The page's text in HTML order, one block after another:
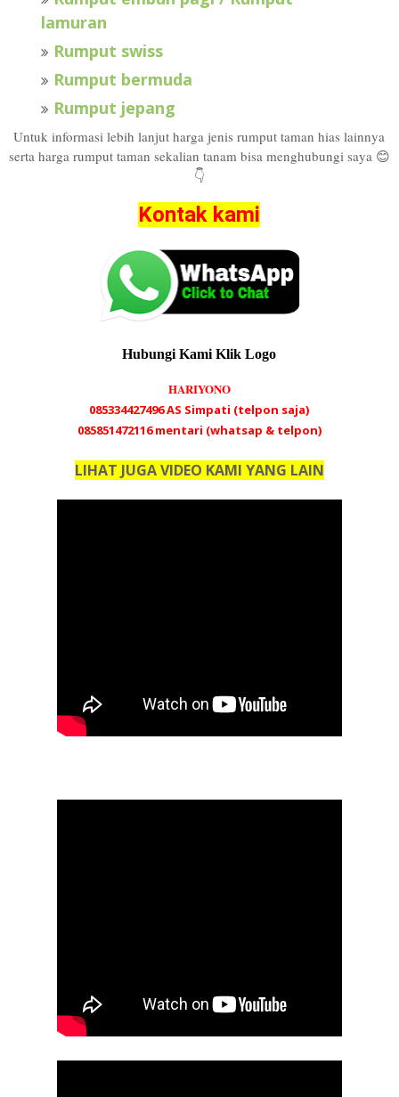
lamuran
Rumput swiss
Rumput bermuda
Rumput jepang
Untuk informasi lebih lanjut harga jenis rumput taman hias lainnya
serta harga rumput taman sekalian tanam bisa menghubungi saya 😊
👇
Kontak kami
Hubungi Kami Klik Logo
HARIYONO
085334427496 AS Simpati (telpon saja)
085851472116 mentari (whatsap & telpon)
LIHAT JUGA VIDEO KAMI YANG LAIN